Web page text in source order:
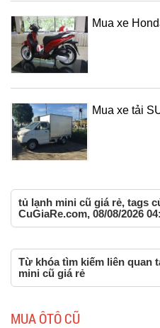
Mua xe
Mua xe tải
tủ lạnh mini cũ giá rẻ, tags
CuGiaRe.com, 08/08/2026
Từ khóa tìm kiếm liên quan
mini cũ giá rẻ
MUA ÔTÔ CŨ